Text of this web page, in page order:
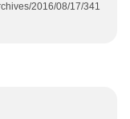
2016/08/17/341